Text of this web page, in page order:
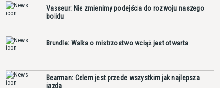
Vasseur: Nie zmienimy podejścia do rozwoju naszego
bolidu
Brundle: Walka o mistrzostwo wciąż jest otwarta
Bearman: Celem jest przede wszystkim jak najlepsza
jazda